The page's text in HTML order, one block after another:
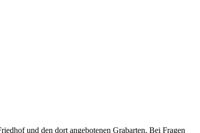
und den dort angebotenen Grabarten. Bei Fragen